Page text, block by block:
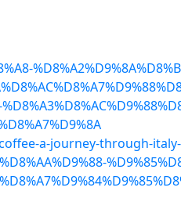
a-journey-through-